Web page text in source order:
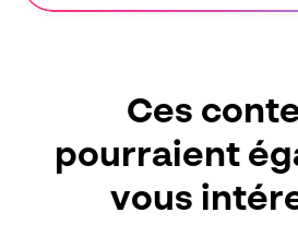
Ces
pourraient
vous